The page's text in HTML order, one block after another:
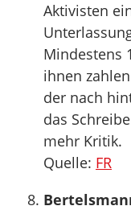
Aktivisten
Mindestens
ihnen
der nach
das
mehr Kritik.
Quelle: FR